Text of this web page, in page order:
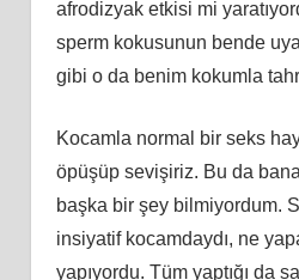
afrodizyak etkisi mi
sperm kokusunun bende
gibi o da benim kokumla
Kocamla normal bir seks
öpüşüp sevişiriz. Bu da
başka bir şey bilmiyordum.
insiyatif kocamdaydı, ne
yapıyordu. Tüm yaptığı da